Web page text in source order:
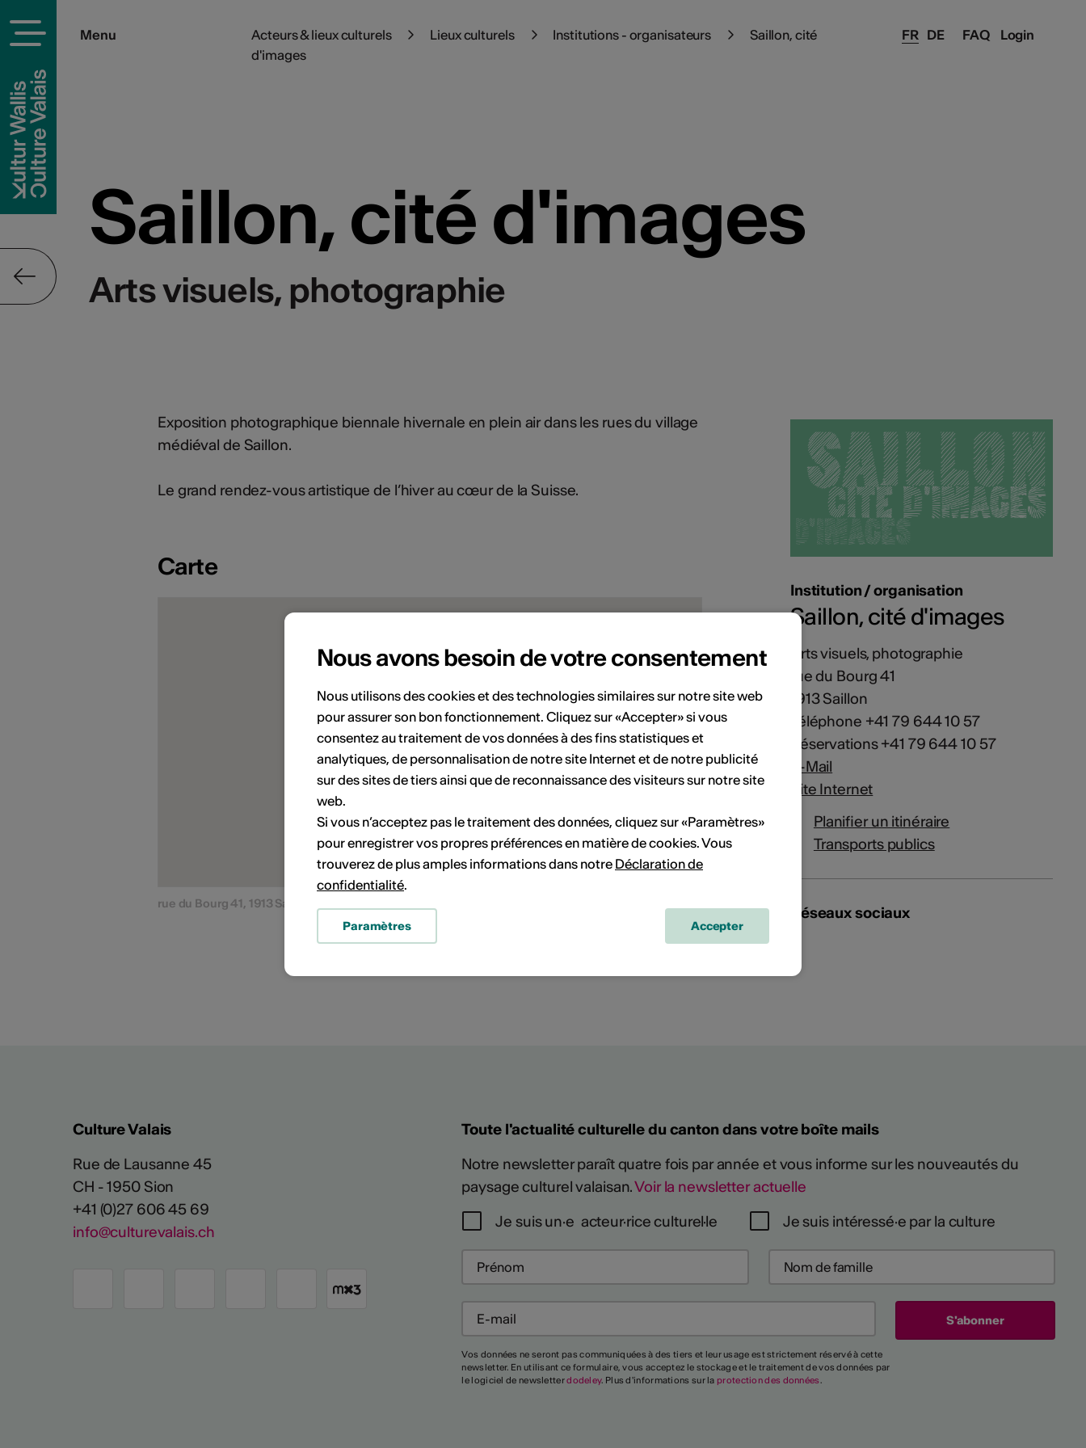
FAQ Login
Menu FR DE
Acteurs & lieux culturels Lieux culturels Institutions - organisateurs
Saillon, cité
d'images
Saillon, cité d'images
Arts visuels, photographie
Exposition photographique biennale hivernale en plein air dans les rues du village
médiéval de Saillon.
Le grand rendez-vous artistique de l’hiver au cœur de la Suisse.
Carte
rue du Bourg 41, 1913 Saillon
Institution / organisation
Saillon, cité d'images
Arts visuels, photographie
rue du Bourg 41
1913 Saillon
Téléphone +41 79 644 10 57
Réservations +41 79 644 10 57
E-Mail
Site Internet
Planifier un itinéraire
Transports publics
Réseaux sociaux
Culture Valais
Rue de Lausanne 45
CH - 1950 Sion
+41 (0)27 606 45 69
info@culturevalais.ch
Toute l'actualité culturelle du canton dans votre boîte mails
Notre newsletter paraît quatre fois par année et vous informe sur les nouveautés du
paysage culturel valaisan.Voir la newsletter actuelle
Je suis un·e acteur·rice culturel·le
Je suis intéressé·e par la culture
Vos données ne seront pas communiquées à des tiers et leur usage est strictement réservé à cette
newsletter. En utilisant ce formulaire, vous acceptez le stockage et le traitement de vos données par
le logiciel de newsletterdodeley. Plus d'informations sur la protection des données.
Nous avons besoin de votre consentement
Nous utilisons des cookies et des technologies similaires sur notre site web
pour assurer son bon fonctionnement. Cliquez sur «Accepter» si vous
consentez au traitement de vos données à des fins statistiques et
analytiques, de personnalisation de notre site Internet et de notre publicité
sur des sites de tiers ainsi que de reconnaissance des visiteurs sur notre site
web.
Si vous n’acceptez pas le traitement des données, cliquez sur «Paramètres»
pour enregistrer vos propres préférences en matière de cookies. Vous
trouverez de plus amples informations dans notre Déclaration de
confidentialité.
Paramètres Accepter